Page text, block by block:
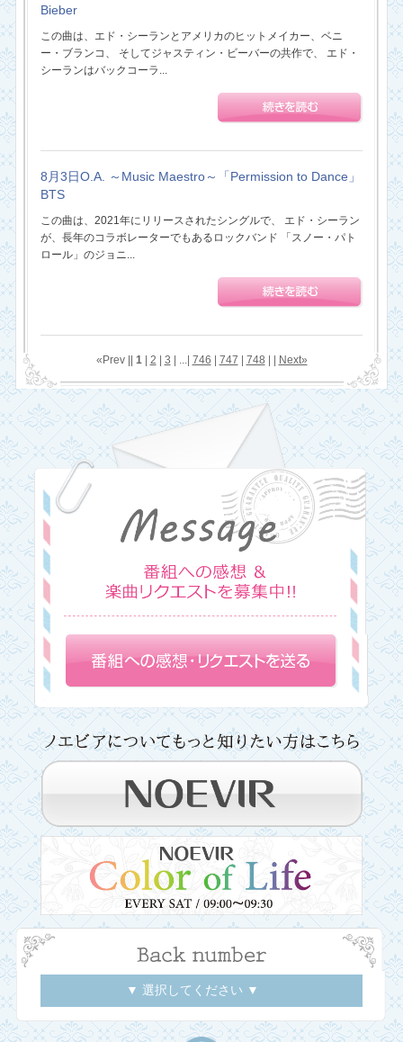
Bieber
この曲は、エド・シーランとアメリカのヒットメイカー、ベニ
ー・ブランコ、 そしてジャスティン・ビーバーの共作で、 エド・
シーランはバックコーラ...
8月3日O.A. ～Music Maestro～「Permission to Dance」
BTS
この曲は、2021年にリリースされたシングルで、 エド・シーラン
が、長年のコラボレーターでもあるロックバンド 「スノー・パト
ロール」のジョニ...
«Prev || 1| 2 3 | ...| 746 747 748 Next»